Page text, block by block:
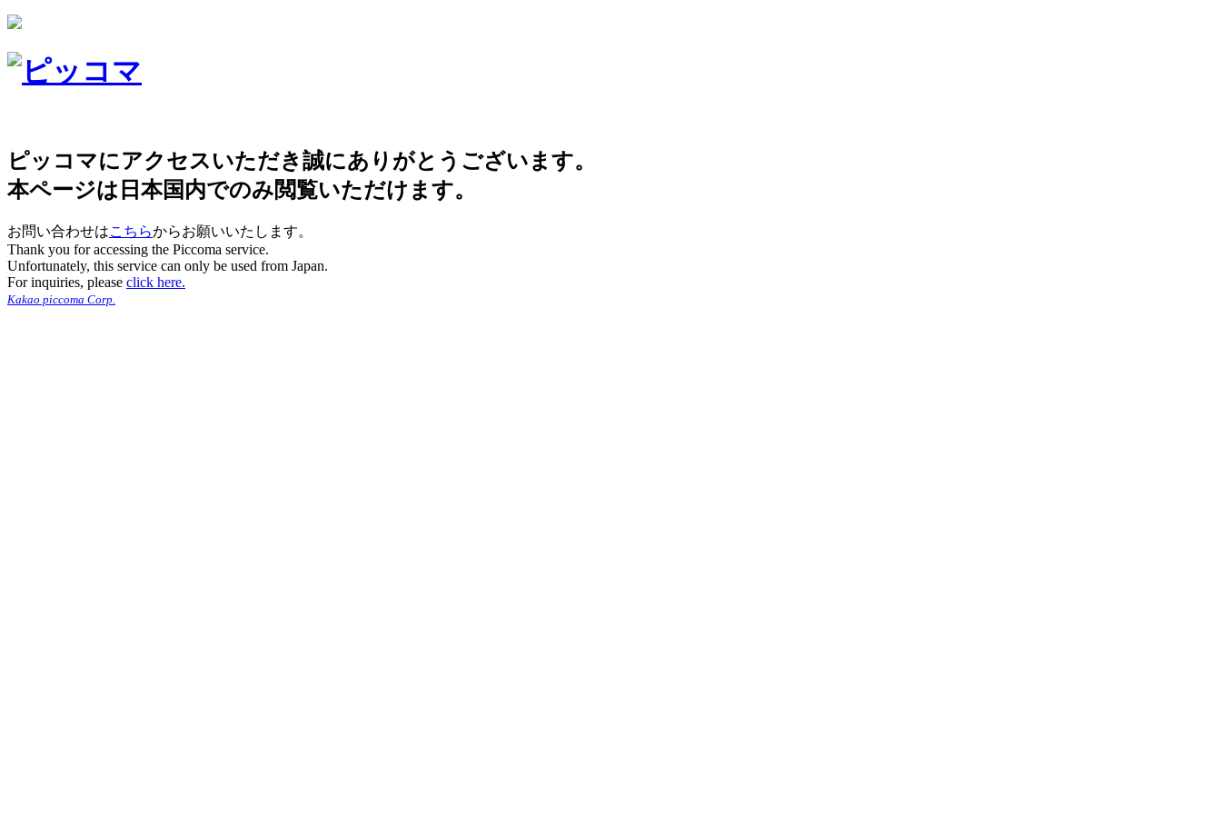
ピッコマにアクセスいただき誠にありがとうございます。
本ページは日本国内でのみ閲覧いただけます。
お問い合わせはこちらからお願いいたします。
Thank you for accessing the Piccoma service.
Unfortunately, this service can only be used from Japan.
For inquiries, please click here.
Kakao piccoma Corp.